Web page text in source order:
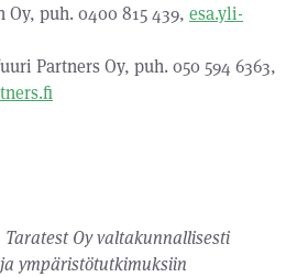
Oy, puh. 0400 815 439, esa.yli-
Partners Oy, puh. 050 594 6363,
Oy valtakunnallisesti
ympäristötutkimuksiin